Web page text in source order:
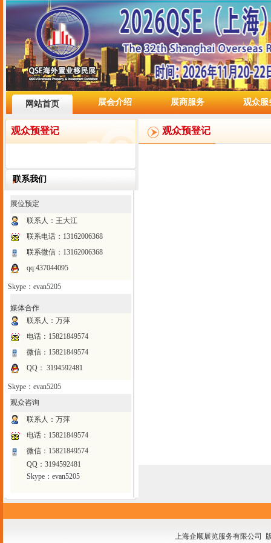
网站首页 展会介绍 展商服务 观众服
观众预登记
联系我们
展位预定
联系人：王大江
联系电话： 13162006368
联系微信：13162006368
qq:437044095
Skype：evan5205
媒体合作
联系人：万萍
电话：15821849574
微信：15821849574
QQ： 3194592481
Skype：evan5205
观众咨询
联系人：万萍
电话：15821849574
微信：15821849574
QQ：3194592481
Skype：evan5205
观众预登记
上海企顺展览服务有限公司